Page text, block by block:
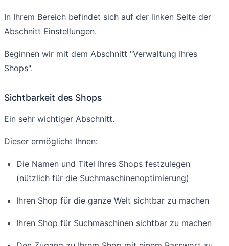
In Ihrem Bereich befindet sich auf der linken Seite der
Abschnitt Einstellungen.
Beginnen wir mit dem Abschnitt "Verwaltung Ihres
Shops".
Sichtbarkeit des Shops
Ein sehr wichtiger Abschnitt.
Dieser ermöglicht Ihnen:
Die Namen und Titel Ihres Shops festzulegen
(nützlich für die Suchmaschinenoptimierung)
Ihren Shop für die ganze Welt sichtbar zu machen
Ihren Shop für Suchmaschinen sichtbar zu machen